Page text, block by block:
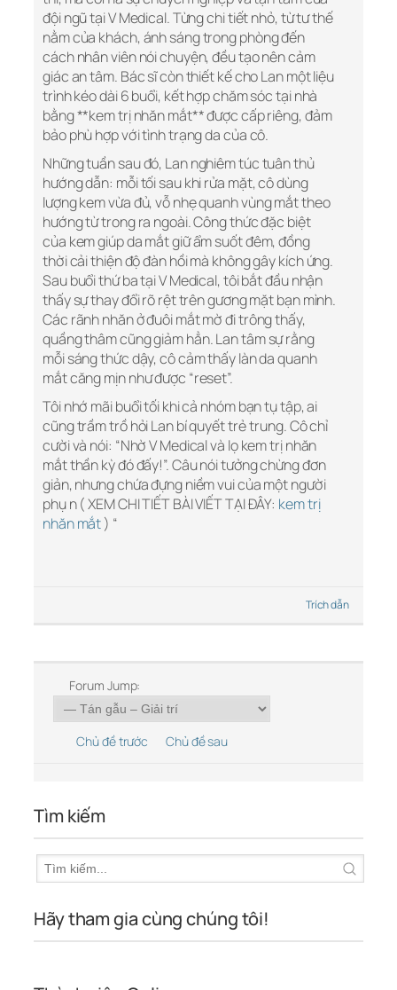
đội ngũ tại V Medical. Từng chi tiết nhỏ, từ tư thế
nằm của khách, ánh sáng trong phòng đến
cách nhân viên nói chuyện, đều tạo nên cảm
giác an tâm. Bác sĩ còn thiết kế cho Lan một liệu
trình kéo dài 6 buổi, kết hợp chăm sóc tại nhà
bằng **kem trị nhăn mắt** được cấp riêng, đảm
bảo phù hợp với tình trạng da của cô.
Những tuần sau đó, Lan nghiêm túc tuân thủ
hướng dẫn: mỗi tối sau khi rửa mặt, cô dùng
lượng kem vừa đủ, vỗ nhẹ quanh vùng mắt theo
hướng từ trong ra ngoài. Công thức đặc biệt
của kem giúp da mắt giữ ẩm suốt đêm, đồng
thời cải thiện độ đàn hồi mà không gây kích ứng.
Sau buổi thứ ba tại V Medical, tôi bắt đầu nhận
thấy sự thay đổi rõ rệt trên gương mặt bạn mình.
Các rãnh nhăn ở đuôi mắt mờ đi trông thấy,
quầng thâm cũng giảm hẳn. Lan tâm sự rằng
mỗi sáng thức dậy, cô cảm thấy làn da quanh
mắt căng mịn như được “reset”.
Tôi nhớ mãi buổi tối khi cả nhóm bạn tụ tập, ai
cũng trầm trồ hỏi Lan bí quyết trẻ trung. Cô chỉ
cười và nói: “Nhờ V Medical và lọ kem trị nhăn
mắt thần kỳ đó đấy!”. Câu nói tưởng chừng đơn
giản, nhưng chứa đựng niềm vui của một người
phụ n ( XEM CHI TIẾT BÀI VIẾT TẠI ĐÂY: kem trị
nhăn mắt) “
Trích dẫn
Forum Jump:
Chủ đề trước Chủ đề sau
Tìm kiếm
Hãy tham gia cùng chúng tôi!